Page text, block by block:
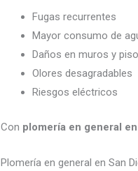
Fugas recurrentes
Mayor consumo de
Daños en muros y
Olores desagradables
Riesgos eléctricos
Con plomería en general
Plomería en general en San